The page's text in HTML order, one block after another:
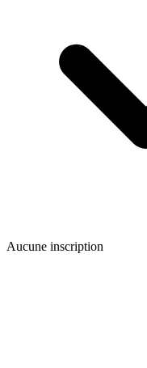
Aucune inscription